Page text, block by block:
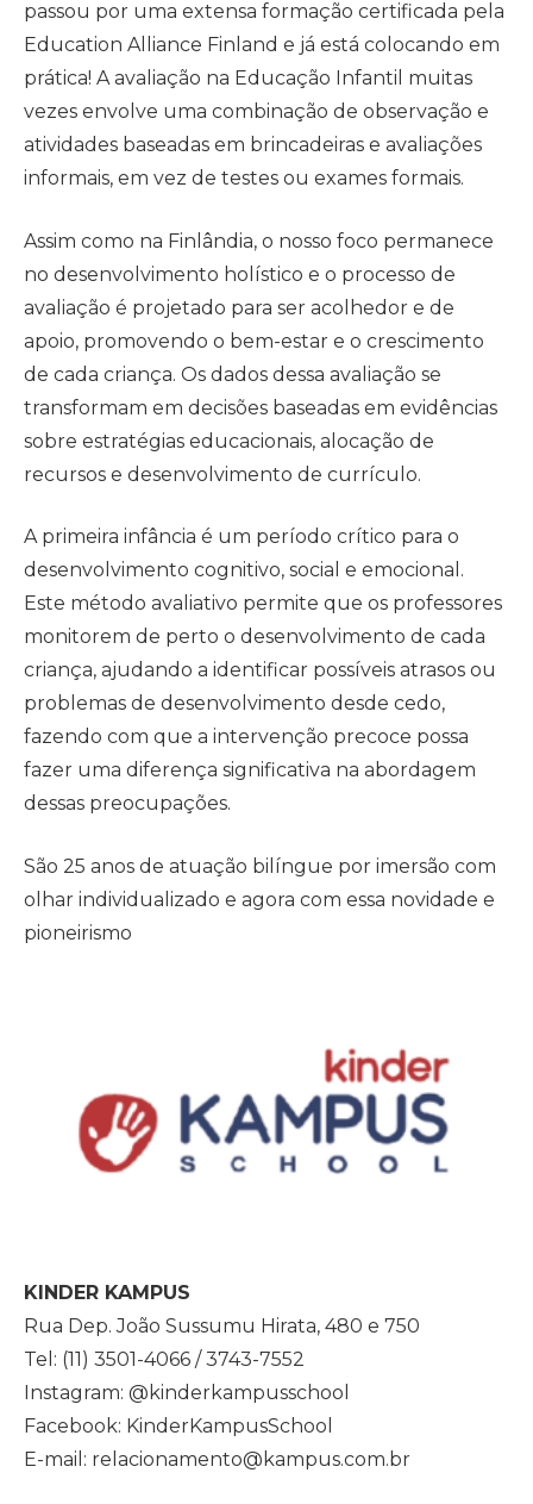
passou por uma extensa formação certificada pela
Education Alliance Finland e já está colocando em
prática! A avaliação na Educação Infantil muitas
vezes envolve uma combinação de observação e
atividades baseadas em brincadeiras e avaliações
informais, em vez de testes ou exames formais.
Assim como na Finlândia, o nosso foco permanece
no desenvolvimento holístico e o processo de
avaliação é projetado para ser acolhedor e de
apoio, promovendo o bem-estar e o crescimento
de cada criança. Os dados dessa avaliação se
transformam em decisões baseadas em evidências
sobre estratégias educacionais, alocação de
recursos e desenvolvimento de currículo.
A primeira infância é um período crítico para o
desenvolvimento cognitivo, social e emocional.
Este método avaliativo permite que os professores
monitorem de perto o desenvolvimento de cada
criança, ajudando a identificar possíveis atrasos ou
problemas de desenvolvimento desde cedo,
fazendo com que a intervenção precoce possa
fazer uma diferença significativa na abordagem
dessas preocupações.
São 25 anos de atuação bilíngue por imersão com
olhar individualizado e agora com essa novidade e
pioneirismo
KINDER KAMPUS
Rua Dep. João Sussumu Hirata, 480 e 750
Tel: (11) 3501-4066 / 3743-7552
Instagram: @kinderkampusschool
Facebook: KinderKampusSchool
E-mail: relacionamento@kampus.com.br